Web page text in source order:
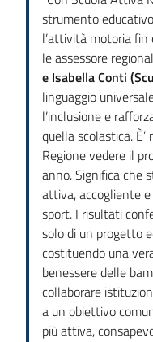
strumento
l’attività motoria
le assessore
e Isabella Conti
linguaggio
l’inclusione e
quella scolastica.
Regione vedere il
anno. Significa che
attiva, accogliente
sport. I risultati
solo di un progetto
costituendo una
benessere delle
collaborare
a un obiettivo
più attiva,